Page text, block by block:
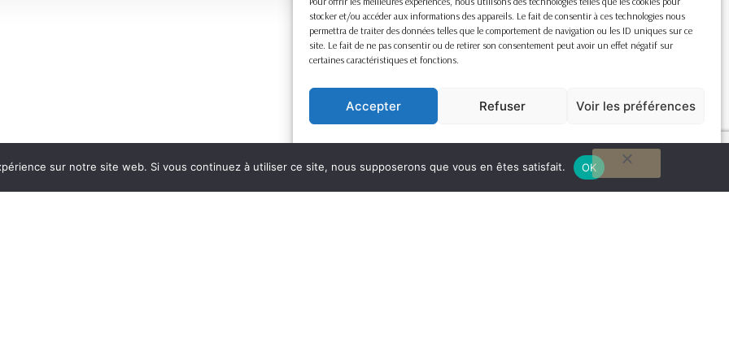
stocker et/ou accéder aux informations des appareils. Le fait de consentir à ces technologies nous
permettra de traiter des données telles que le comportement de navigation ou les ID uniques sur ce
site. Le fait de ne pas consentir ou de retirer son consentement peut avoir un effet négatif sur
certaines caractéristiques et fonctions.
Accepter Refuser Voir les préférences
sur notre site web. Si vous continuez à utiliser ce site, nous supposerons que vous en êtes satisfait. OK